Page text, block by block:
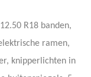
R18 banden,
ramen,
knipperlichten in